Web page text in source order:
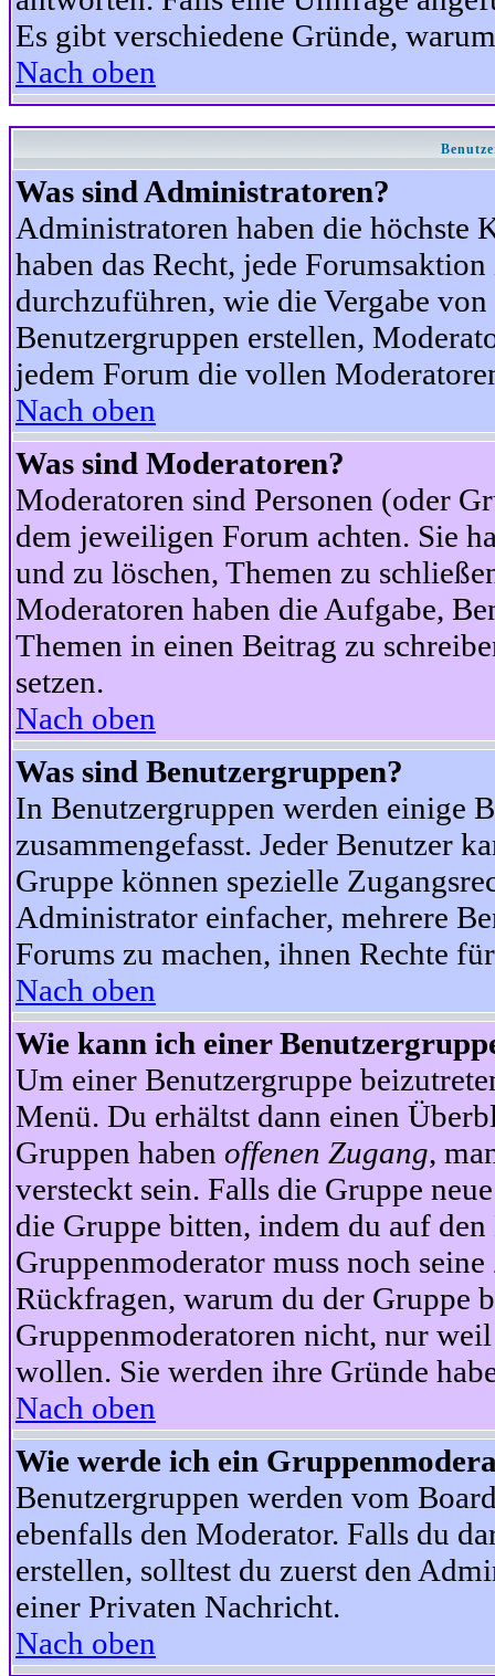
Es gibt verschiedene Gründe,
Nach oben
Was sind Administratoren?
Administratoren haben die höchste
haben das Recht, jede
durchzuführen, wie die Vergabe
Benutzergruppen erstellen,
jedem Forum die vollen
Nach oben
Was sind Moderatoren?
Moderatoren sind Personen (oder
dem jeweiligen Forum achten. Sie
und zu löschen, Themen zu
Moderatoren haben die Aufgabe,
Themen in einen Beitrag zu
setzen.
Nach oben
Was sind Benutzergruppen?
In Benutzergruppen werden einige
zusammengefasst. Jeder Benutzer
Gruppe können spezielle
Administrator einfacher, mehrere
Forums zu machen, ihnen Rechte
Nach oben
Wie kann ich einer
Um einer Benutzergruppe
Menü. Du erhältst dann einen
Gruppen haben offenen Zugang,
versteckt sein. Falls die Gruppe
die Gruppe bitten, indem du auf
Gruppenmoderator muss noch
Rückfragen, warum du der Gruppe
Gruppenmoderatoren nicht, nur
wollen. Sie werden ihre Gründe
Nach oben
Wie werde ich ein
Benutzergruppen werden vom
ebenfalls den Moderator. Falls du
erstellen, solltest du zuerst den
einer Privaten Nachricht.
Nach oben